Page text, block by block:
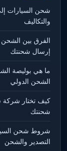
شحن السيارات
والتكاليف
الفرق بين
إرسال شحنتك
ما هي بوليصة
الشحن الدولي
كيف تختار شركة
شحنتك
شروط شحن
التصدير والشحن